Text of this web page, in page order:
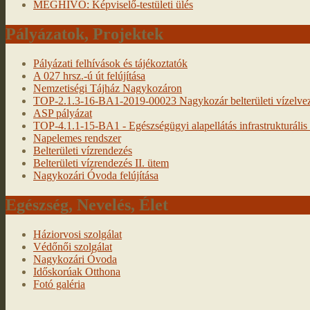
MEGHÍVÓ: Képviselő-testületi ülés
Pályázatok, Projektek
Pályázati felhívások és tájékoztatók
A 027 hrsz.-ú út felújítása
Nemzetiségi Tájház Nagykozáron
TOP-2.1.3-16-BA1-2019-00023 Nagykozár belterületi
ASP pályázat
TOP-4.1.1-15-BA1 - Egészségügyi alapellátás infrastrukturális
Napelemes rendszer
Belterületi vízrendezés
Belterületi vízrendezés II. ütem
Nagykozári Óvoda felújítása
Egészség, Nevelés, Élet
Háziorvosi szolgálat
Védőnői szolgálat
Nagykozári Óvoda
Időskorúak Otthona
Fotó galéria